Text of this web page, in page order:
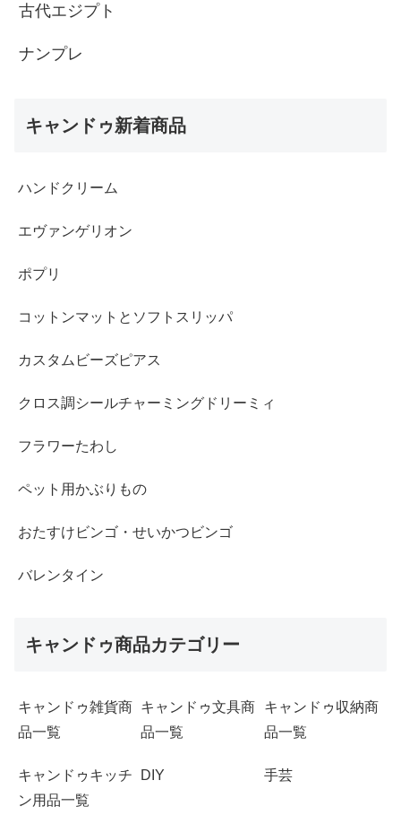
古代エジプト
ナンプレ
キャンドゥ新着商品
ハンドクリーム
エヴァンゲリオン
ポプリ
コットンマットとソフトスリッパ
カスタムビーズピアス
クロス調シールチャーミングドリーミィ
フラワーたわし
ペット用かぶりもの
おたすけビンゴ・せいかつビンゴ
バレンタイン
キャンドゥ商品カテゴリー
キャンドゥ雑貨商
品一覧
キャンドゥ文具商
品一覧
キャンドゥ収納商
品一覧
キャンドゥキッチ
ン用品一覧
DIY 手芸